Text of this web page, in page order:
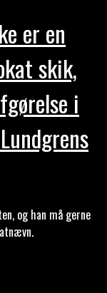
er en
skik,
i
og han må gerne